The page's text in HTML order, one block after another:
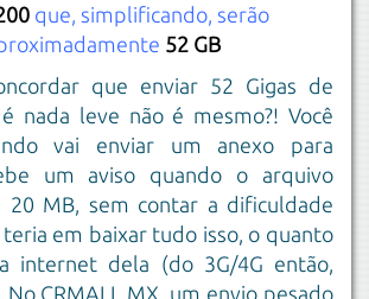
que, simplificando, serão
52 GB
que enviar 52 Gigas de
nada leve não é mesmo?! Você
vai enviar um anexo para
um aviso quando o arquivo
20 MB, sem contar a dificuldade
teria em baixar tudo isso, o quanto
internet dela (do 3G/4G então,
No CRMALL MX, um envio pesado